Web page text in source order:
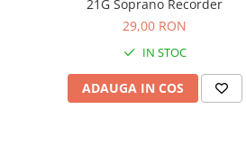
21G Soprano Recorder
29,00 RON
IN STOC
ADAUGA IN COS